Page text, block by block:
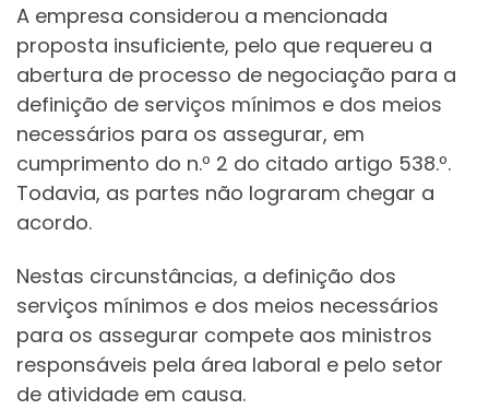
A empresa considerou a mencionada
proposta insuficiente, pelo que requereu a
abertura de processo de negociação para a
definição de serviços mínimos e dos meios
necessários para os assegurar, em
cumprimento do n.º 2 do citado artigo 538.º.
Todavia, as partes não lograram chegar a
acordo.
Nestas circunstâncias, a definição dos
serviços mínimos e dos meios necessários
para os assegurar compete aos ministros
responsáveis pela área laboral e pelo setor
de atividade em causa.